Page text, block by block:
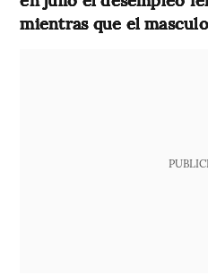
mientras que el